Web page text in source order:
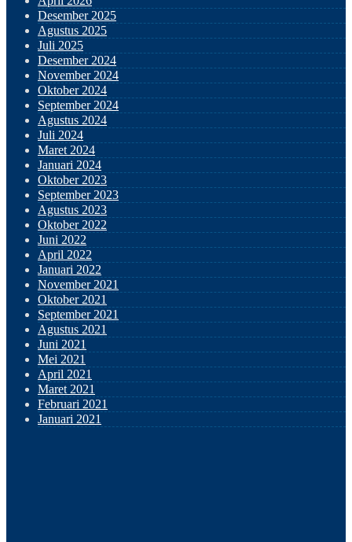
Desember 2025
Agustus 2025
Juli 2025
Desember 2024
November 2024
Oktober 2024
September 2024
Agustus 2024
Juli 2024
Maret 2024
Januari 2024
Oktober 2023
September 2023
Agustus 2023
Oktober 2022
Juni 2022
April 2022
Januari 2022
November 2021
Oktober 2021
September 2021
Agustus 2021
Juni 2021
Mei 2021
April 2021
Maret 2021
Februari 2021
Januari 2021